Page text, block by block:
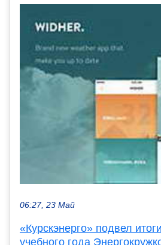
06:27, 23 Май
«Курскэнерго» подвел
учебного года